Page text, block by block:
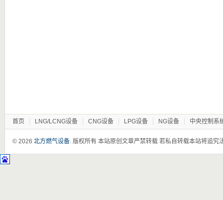
首页 LNG/LCNG设备 CNG设备 LPG设备 NG设备 中央控制系
© 2026 北方燃气设备. 版权所有 本站原创文章严禁转载 若私自转载本站将追究